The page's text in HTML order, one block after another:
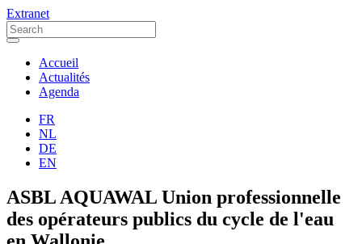
Extranet
Accueil
Actualités
Agenda
FR
NL
DE
EN
ASBL AQUAWAL Union professionnelle
des opérateurs publics du cycle de l'eau